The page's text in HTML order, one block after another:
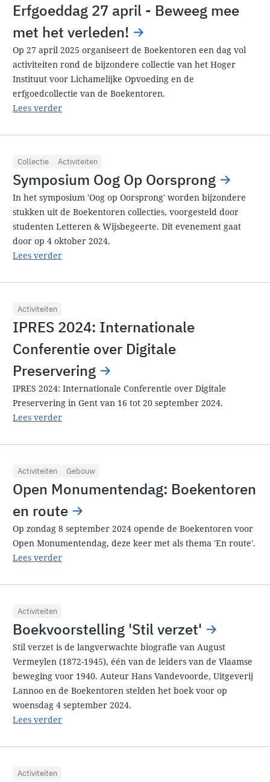
Erfgoeddag 27 april - Beweeg mee
met het verleden!
Op 27 april 2025 organiseert de Boekentoren een dag vol
activiteiten rond de bijzondere collectie van het Hoger
Instituut voor Lichamelijke Opvoeding en de
erfgoedcollectie van de Boekentoren.
Lees verder
Collectie Activiteiten
Symposium Oog Op Oorsprong
In het symposium 'Oog op Oorsprong' worden bijzondere
stukken uit de Boekentoren collecties, voorgesteld door
studenten Letteren & Wijsbegeerte. Dit evenement gaat
door op 4 oktober 2024.
Lees verder
Activiteiten
IPRES 2024: Internationale
Conferentie over Digitale
Preservering
IPRES 2024: Internationale Conferentie over Digitale
Preservering in Gent van 16 tot 20 september 2024.
Lees verder
Activiteiten Gebouw
Open Monumentendag: Boekentoren
en route
Op zondag 8 september 2024 opende de Boekentoren voor
Open Monumentendag, deze keer met als thema 'En route'.
Lees verder
Activiteiten
Boekvoorstelling 'Stil verzet'
Stil verzet is de langverwachte biografie van August
Vermeylen (1872-1945), één van de leiders van de Vlaamse
beweging voor 1940. Auteur Hans Vandevoorde, Uitgeverij
Lannoo en de Boekentoren stelden het boek voor op
woensdag 4 september 2024.
Lees verder
Activiteiten